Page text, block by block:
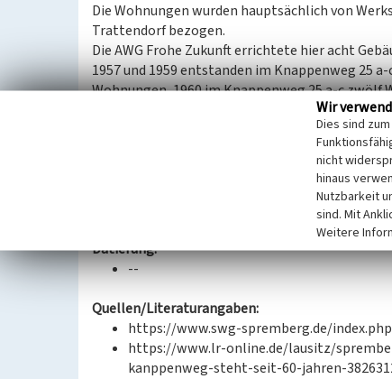
Die Wohnungen wurden hauptsächlich von
Trattendorf bezogen.
Die AWG Frohe Zukunft errichtete hier acht
1957 und 1959 entstanden im Knappenweg 25
Wohnungen, 1960 im Knappenweg 25 a-c zwölf
22 a-c und 23 a-c je 18 Wohnungen. 1963 folgte
zwei weitere mit je zwölf Wohnungen im
Alle Gebäude entstanden in monolithischer
(Trägerbetriebe Kraftwerk Trattendorf, NVA,
Wohngebäude Knappenweg 20 a-c mit 18
Datierung:
--
Quellen/Literaturangaben:
https://www.swg-spremberg.de/
https://www.lr-online.de/lausitz/
kanppenweg-steht-seit-60-jahren-
Wir
Dies sind
nicht
hinaus
Nutzbarkeit
sind. Mit
Weitere